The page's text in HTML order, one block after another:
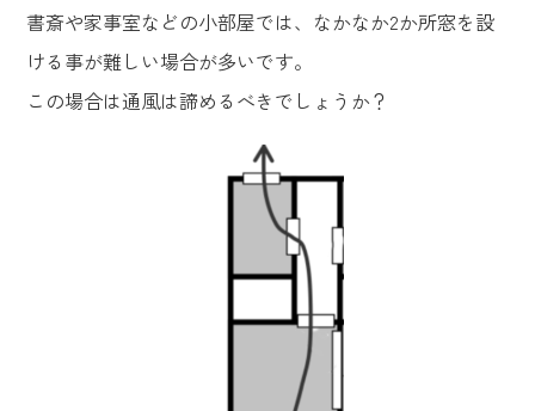
書斎や家事室などの小部屋では、なかなか2か所窓を設
ける事が難しい場合が多いです。
この場合は通風は諦めるべきでしょうか？